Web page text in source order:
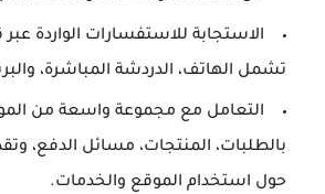
الاستجابة للاستفسارات الواردة
تشمل الهاتف، الدردشة المباشرة،
التعامل مع مجموعة واسعة من
بالطلبات، المنتجات، مسائل الدفع،
حول استخدام الموقع والخدمات.